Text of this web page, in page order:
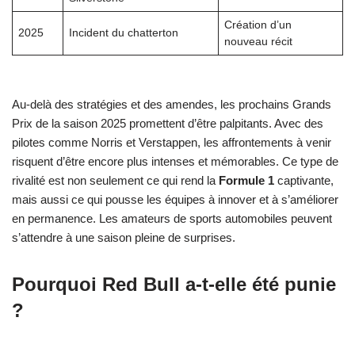
2025 Incident du chatterton
Création d’un
nouveau récit
Au-delà des stratégies et des amendes, les prochains Grands
Prix de la saison 2025 promettent d’être palpitants. Avec des
pilotes comme Norris et Verstappen, les affrontements à venir
risquent d’être encore plus intenses et mémorables. Ce type de
rivalité est non seulement ce qui rend la Formule 1 captivante,
mais aussi ce qui pousse les équipes à innover et à s’améliorer
en permanence. Les amateurs de sports automobiles peuvent
s’attendre à une saison pleine de surprises.
Pourquoi Red Bull a-t-elle été punie
?